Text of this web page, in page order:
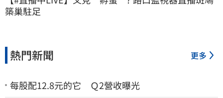
築巢駐足
熱門新聞 更多
每股配12.8元的它 Ｑ2營收曝光